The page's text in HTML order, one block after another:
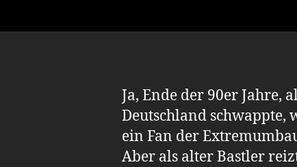
Ja, Ende der 90er Jahre,
Deutschland schwappte,
ein Fan der
Aber als alter Bastler